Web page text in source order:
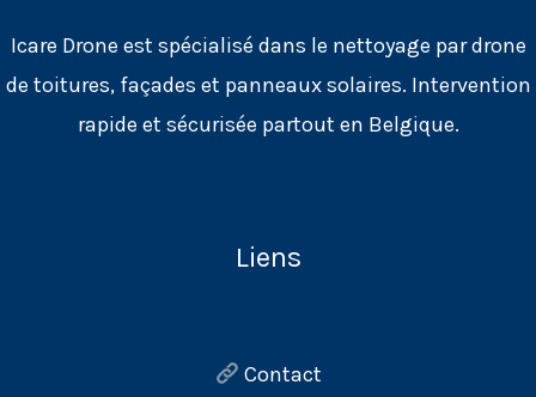
Icare Drone est spécialisé dans le nettoyage par drone
de toitures, façades et panneaux solaires. Intervention
rapide et sécurisée partout en Belgique.
Liens
Contact